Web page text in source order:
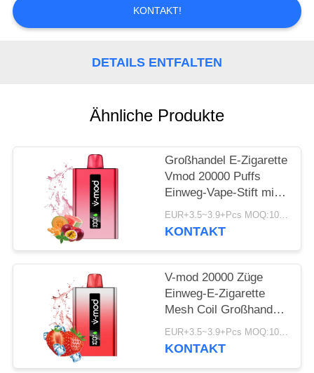
FÄLLE
REFERENZEN
DATENSCHUTZRICHTLINIE
KONTAKT!
DETAILS ENTFALTEN
Ähnliche Produkte
Großhandel E-Zigarette
Vmod 20000 Puffs
Einweg-Vape-Stift mit
Digital-LCD
EUR+3.5~3.9+Pcs MOQ:100 Stk
KONTAKT
V-mod 20000 Züge
Einweg-E-Zigarette
Mesh Coil Großhandel
Vape Box
EUR+3.5~3.9+Pcs MOQ:100 Stück
KONTAKT